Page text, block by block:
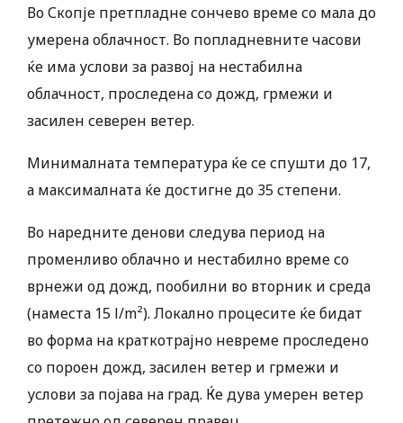
Во Скопје претпладне сончево време со мала до
умерена облачност. Во попладневните часови
ќе има услови за развој на нестабилна
облачност, проследена со дожд, грмежи и
засилен северен ветер.
Минималната температура ќе се спушти до 17,
а максималната ќе достигне до 35 степени.
Во наредните денови следува период на
променливо облачно и нестабилно време со
врнежи од дожд, пообилни во вторник и среда
(наместа 15 l/m²). Локално процесите ќе бидат
во форма на краткотрајно невреме проследено
со пороен дожд, засилен ветер и грмежи и
услови за појава на град. Ќе дува умерен ветер